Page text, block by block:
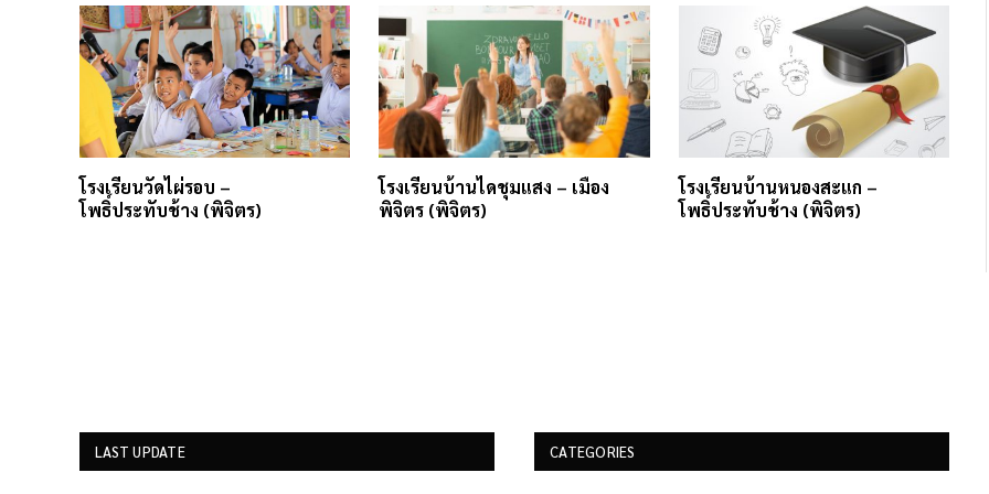
โรงเรียนวัดไผ่รอบ –
โพธิ์ประทับช้าง (พิจิตร)
โรงเรียนบ้านไดชุมแสง – เมือง
พิจิตร (พิจิตร)
โรงเรียนบ้านหนองสะแก –
โพธิ์ประทับช้าง (พิจิตร)
LAST UPDATE CATEGORIES